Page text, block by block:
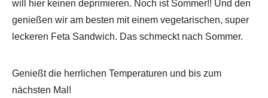
will hier keinen deprimieren. Noch ist Sommer!! Und den
genießen wir am besten mit einem vegetarischen, super
leckeren Feta Sandwich. Das schmeckt nach Sommer.
Genießt die herrlichen Temperaturen und bis zum
nächsten Mal!